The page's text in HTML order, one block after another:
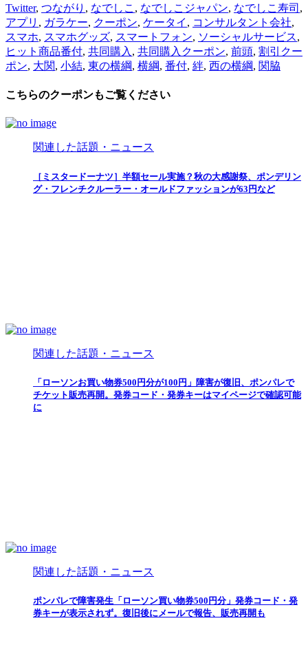
Twitter, つながり , なでしこ , なでしこジャパン, なでしこ寿司 ,
アプリ , ガラケー, クーポン, ケータイ , コンサルタント会社,
スマホ, スマホグッズ, スマートフォン, ソーシャルサービス,
ヒット商品番付, 共同購入 , 共同購入クーポン, 前頭, 割引クー
ポン, 大関, 小結, 東の横綱, 横綱, 番付, 絆, 西の横綱, 関脇
こちらのクーポンもご覧ください
関連した話題・ニュース
［ミスタードーナツ］半額セール実施？秋の大感謝祭、ポンデリン
グ・フレンチクルーラー・オールドファッションが63円など
関連した話題・ニュース
「ローソンお買い物券500円分が100円」障害が復旧、ポンパレで
チケット販売再開。発券コード・発券キーはマイページで確認可能
に
関連した話題・ニュース
ポンパレで障害発生「ローソン買い物券500円分」発券コード・発
券キーが表示されず。復旧後にメールで報告、販売再開も